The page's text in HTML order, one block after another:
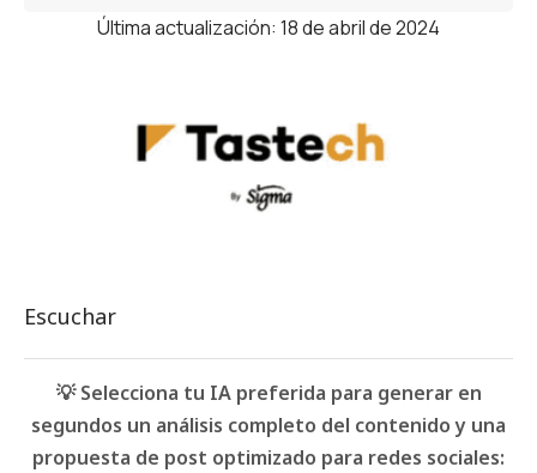
Última actualización: 18 de abril de 2024
Escuchar
💡 Selecciona tu IA preferida para generar en
segundos un análisis completo del contenido y una
propuesta de post optimizado para redes sociales: